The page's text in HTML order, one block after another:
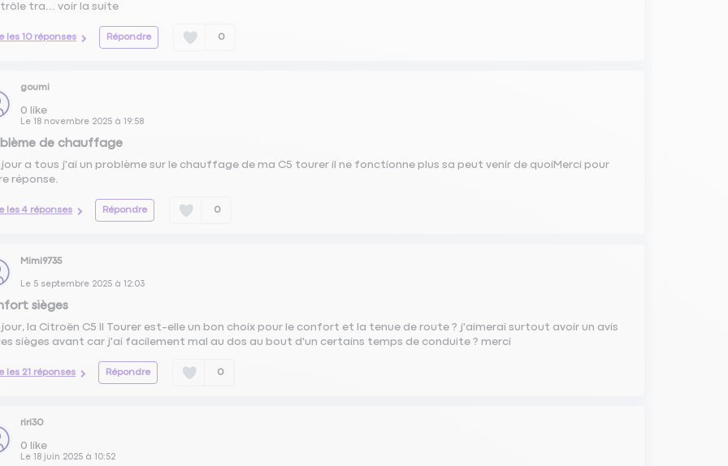
tra...voir la suite
les 10 réponses Répondre 0
goumi
0 like
Le18 novembre 2025 à19:58
de chauffage
a tous j'ai un problème sur le chauffage de ma C5 tourer il ne fonctionne plus sa peut venir de quoiMerci pour
réponse.
les 4 réponses Répondre 0
Mimi9735
Le 5 septembre 2025 à12:03
sièges
la Citroën C5 II Tourer est-elle un bon choix pour le confort et la tenue de route ? j'aimerai surtout avoir un avis
sièges avant car j'ai facilement mal au dos au bout d'un certains temps de conduite ? merci
les 21 réponses Répondre 0
riri30
0 like
Le18 juin 2025 à10:52